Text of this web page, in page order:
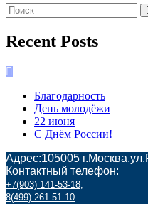
Recent Posts
Благодарность
День молодёжи
22 июня
С Днём России!
Адрес:105005
Контактный телефон:
+7(903) 141-53-18,
8(499) 261-51-10